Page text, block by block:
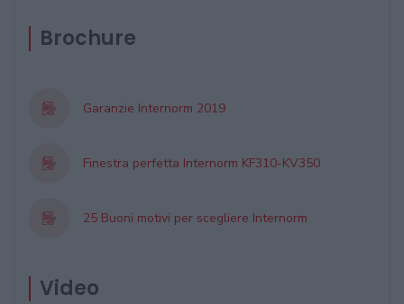
Brochure
Garanzie Internorm 2019
Finestra perfetta Internorm KF310-KV350
25 Buoni motivi per scegliere Internorm
Video